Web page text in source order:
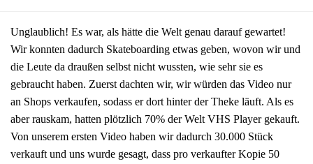
Unglaublich! Es war, als hätte die Welt genau darauf gewartet!
Wir konnten dadurch Skateboarding etwas geben, wovon wir und
die Leute da draußen selbst nicht wussten, wie sehr sie es
gebraucht haben. Zuerst dachten wir, wir würden das Video nur
an Shops verkaufen, sodass er dort hinter der Theke läuft. Als es
aber rauskam, hatten plötzlich 70% der Welt VHS Player gekauft.
Von unserem ersten Video haben wir dadurch 30.000 Stück
verkauft und uns wurde gesagt, dass pro verkaufter Kopie 50